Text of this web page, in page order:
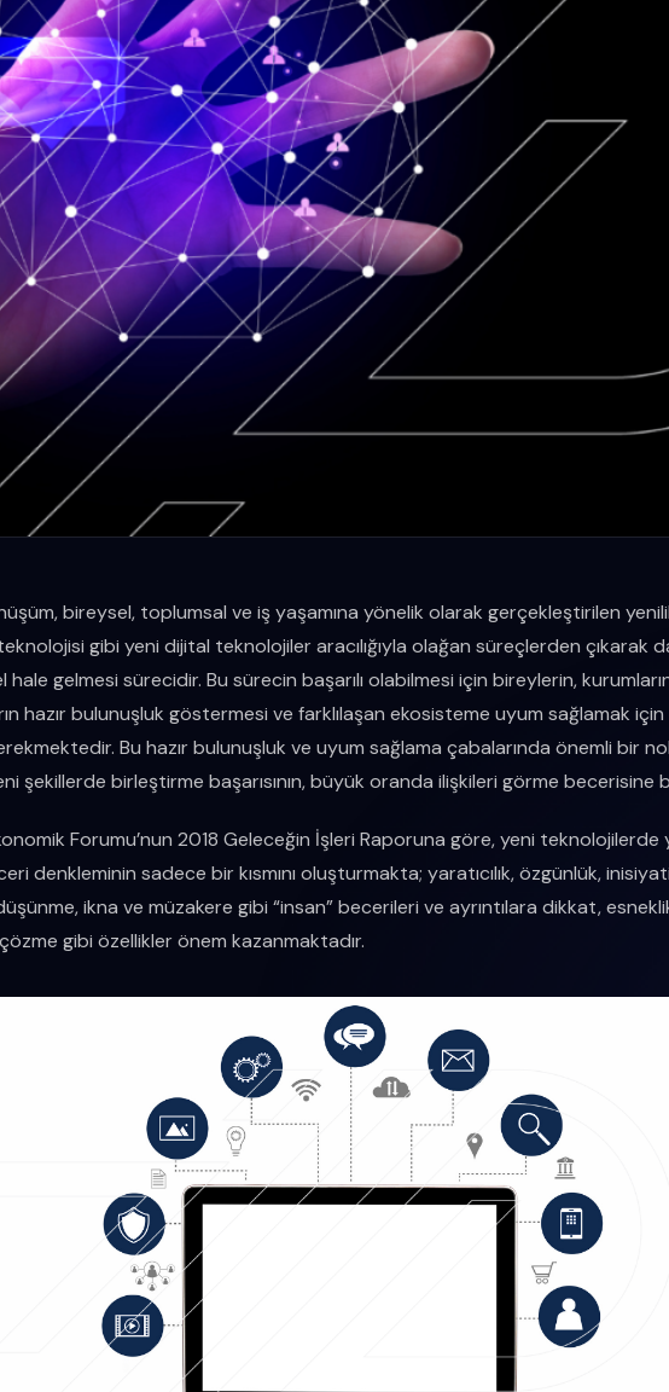
bireysel, toplumsal ve iş yaşamına yönelik olarak gerçekleştirilen
gibi yeni dijital teknolojiler aracılığıyla olağan süreçlerden çıkarak
hale gelmesi sürecidir. Bu sürecin başarılı olabilmesi için bireylerin,
hazır bulunuşluk göstermesi ve farklılaşan ekosisteme uyum sağlamak
Bu hazır bulunuşluk ve uyum sağlama çabalarında önemli bir
şekillerde birleştirme başarısının, büyük oranda ilişkileri görme becerisine
Forumu’nun 2018 Geleceğin İşleri Raporuna göre, yeni teknolojilerde
denkleminin sadece bir kısmını oluşturmakta; yaratıcılık, özgünlük,
ikna ve müzakere gibi “insan” becerileri ve ayrıntılara dikkat,
gibi özellikler önem kazanmaktadır.